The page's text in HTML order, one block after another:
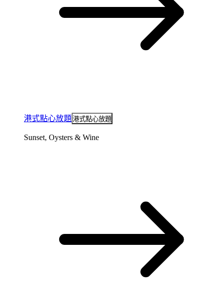
港式點心放題 港式點心放題
Sunset, Oysters & Wine